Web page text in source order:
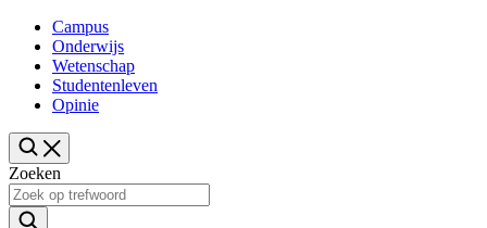
Campus
Onderwijs
Wetenschap
Studentenleven
Opinie
Zoeken